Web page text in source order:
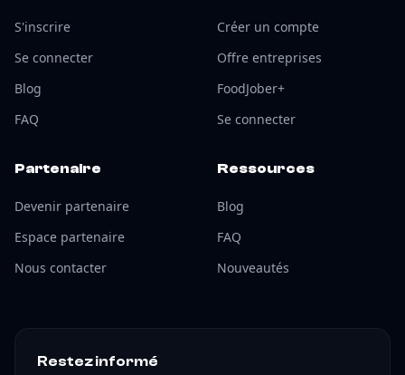
S'inscrire
Se connecter
Blog
FAQ
Créer un compte
Offre entreprises
FoodJober+
Se connecter
Partenaire
Devenir partenaire
Espace partenaire
Nous contacter
Ressources
Blog
FAQ
Nouveautés
Restez informé